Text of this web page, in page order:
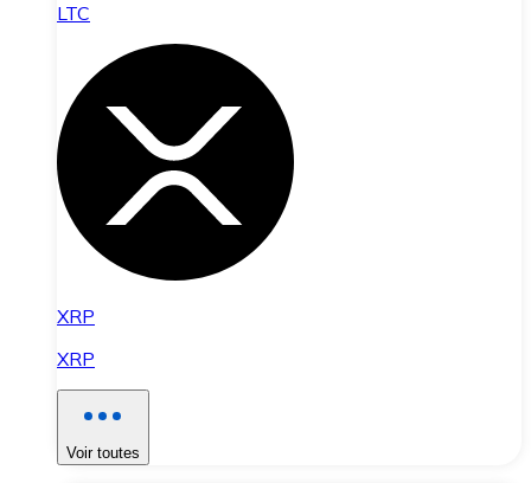
LTC
XRP
XRP
Voir toutes